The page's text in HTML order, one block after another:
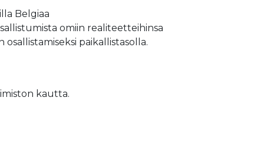
Belgiaa
omiin realiteetteihinsa
paikallistasolla.
kautta.